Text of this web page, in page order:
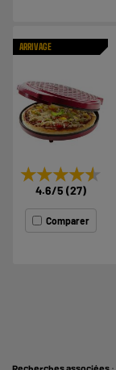
ARRIVAGE
★★★★★
★★★★★
4.6/5 (27)
Comparer